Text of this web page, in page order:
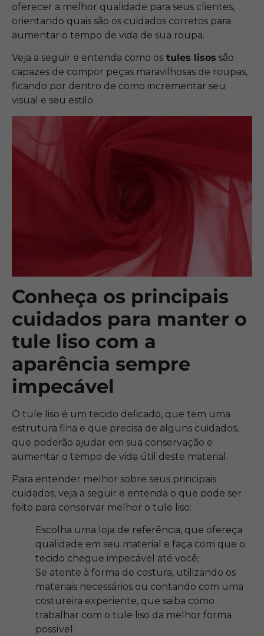
oferecer a melhor qualidade para seus clientes,
orientando quais são os cuidados corretos para
aumentar o tempo de vida de sua roupa.
Veja a seguir e entenda como os tules lisos são
capazes de compor peças maravilhosas de roupas,
ficando por dentro de como incrementar seu
visual e seu estilo.
Conheça os principais
cuidados para manter o
tule liso com a
aparência sempre
impecável
O tule liso é um tecido delicado, que tem uma
estrutura fina e que precisa de alguns cuidados,
que poderão ajudar em sua conservação e
aumentar o tempo de vida útil deste material.
Para entender melhor sobre seus principais
cuidados, veja a seguir e entenda o que pode ser
feito para conservar melhor o tule liso:
Escolha uma loja de referência, que ofereça
qualidade em seu material e faça com que o
tecido chegue impecável até você;
Se atente à forma de costura, utilizando os
materiais necessários ou contando com uma
costureira experiente, que saiba como
trabalhar com o tule liso da melhor forma
possível;